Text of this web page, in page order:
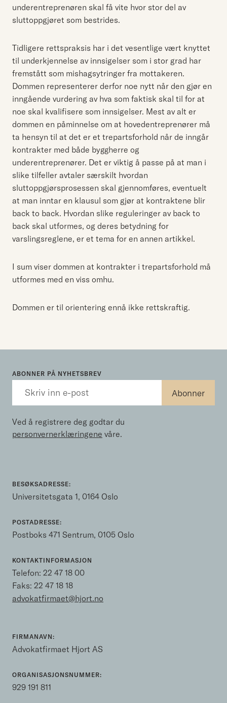
underentreprenøren skal få vite hvor stor del av
sluttoppgjøret som bestrides.
Tidligere rettspraksis har i det vesentlige vært knyttet
til underkjennelse av innsigelser som i stor grad har
fremstått som mishagsytringer fra mottakeren.
Dommen representerer derfor noe nytt når den gjør en
inngående vurdering av hva som faktisk skal til for at
noe skal kvalifisere som innsigelser. Mest av alt er
dommen en påminnelse om at hovedentreprenører må
ta hensyn til at det er et trepartsforhold når de inngår
kontrakter med både byggherre og
underentreprenører. Det er viktig å passe på at man i
slike tilfeller avtaler særskilt hvordan
sluttoppgjørsprosessen skal gjennomføres, eventuelt
at man inntar en klausul som gjør at kontraktene blir
back to back. Hvordan slike reguleringer av back to
back skal utformes, og deres betydning for
varslingsreglene, er et tema for en annen artikkel.
I sum viser dommen at kontrakter i trepartsforhold må
utformes med en viss omhu.
Dommen er til orientering ennå ikke rettskraftig.
ABONNER PÅ NYHETSBREV
Ved å registrere deg godtar du
personvernerklæringene våre.
BESØKSADRESSE:
Universitetsgata 1, 0164 Oslo
POSTADRESSE:
Postboks 471 Sentrum, 0105 Oslo
KONTAKTINFORMASJON
Telefon: 22 47 18 00
Faks: 22 47 18 18
advokatfirmaet@hjort.no
FIRMANAVN:
Advokatfirmaet Hjort AS
ORGANISASJONSNUMMER:
929 191 811